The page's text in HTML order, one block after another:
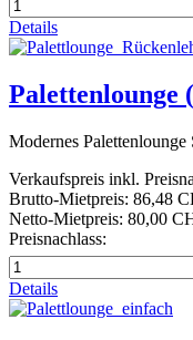
Details
Palettenlounge
Modernes
Verkaufspreis inkl.
Brutto-Mietpreis: 86,48
Netto-Mietpreis: 80,00
Preisnachlass:
Details